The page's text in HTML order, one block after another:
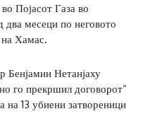
Појасот Газа во
месеци по неговото
Хамас.
Бенјамин Нетанјаху
го прекршил договорот“
на 13 убиени затвореници